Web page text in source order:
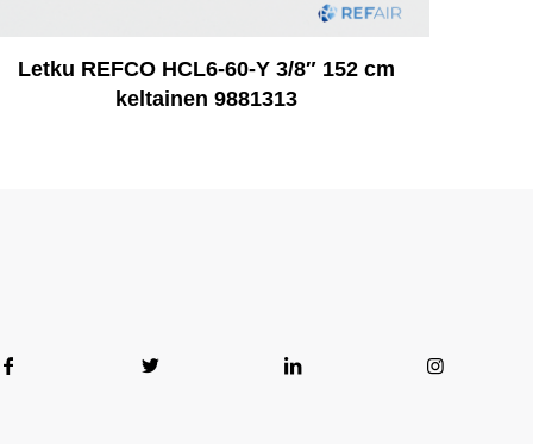
Letku REFCO HCL6-60-Y 3/8″ 152 cm
keltainen 9881313